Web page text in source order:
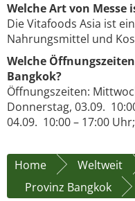
Welche Art von Messe
Die Vitafoods Asia ist
Nahrungsmittel und
Welche
Bangkok?
Öffnungszeiten:
Donnerstag, 03.09.
04.09. 10:00 – 17:00 Uhr;
Home Weltweit
Provinz Bangkok